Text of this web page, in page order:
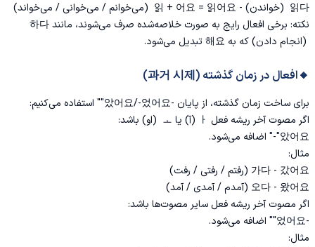
읽다 (خواندن) - 읽 + 어요 = 읽어요 (می‌خوانم / می‌خوانی / می‌خواند)
نکته: برخی افعال رایج به صورت خلاصه‌شده صرف می‌شوند، مانند 하다
(انجام دادن) که به 해요 تبدیل می‌شود.
🔸افعال در زمان گذشته (과거 시제)
برای ساخت زمان گذشته، از پایان‌ -았어요/-었어요"" استفاده می‌کنیم:
اگر مصوت آخر ریشه فعل ㅏ (آ) یا ㅗ (او) باشد:
았어요"-" اضافه می‌شود.
مثال:
가다 - 갔어요 (رفتم / رفتی / رفت)
오다 - 왔어요 (آمدم / آمدی / آمد)
اگر مصوت آخر ریشه فعل سایر مصوت‌ها باشد:
-었어요"" اضافه می‌شود.
مثال: